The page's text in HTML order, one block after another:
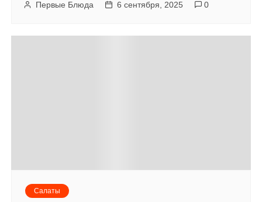
Первые Блюда 6 сентября, 2025 0
Салаты